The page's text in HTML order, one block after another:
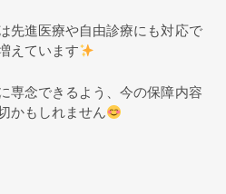
先進医療や自由診療にも対応で
えています
専念できるよう、今の保障内容
かもしれません